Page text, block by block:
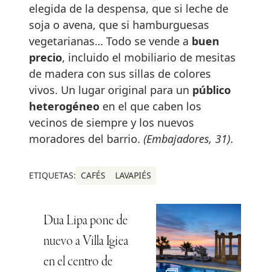
elegida de la despensa, que si leche de
soja o avena, que si hamburguesas
vegetarianas… Todo se vende a buen
precio, incluido el mobiliario de mesitas
de madera con sus sillas de colores
vivos. Un lugar original para un público
heterogéneo en el que caben los
vecinos de siempre y los nuevos
moradores del barrio. (Embajadores, 31).
ETIQUETAS: CAFÉS LAVAPIÉS
Dua Lipa pone de
nuevo a Villa Igiea
en el centro de